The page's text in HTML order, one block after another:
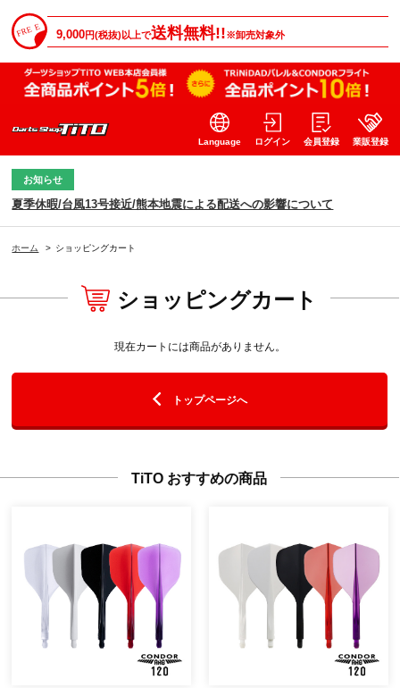
9,000円(税抜)以上で送料無料!!※卸売対象外
Language ログイン 会員登録 業販登録
お知らせ
夏季休暇/台風13号接近/熊本地震による配送への影響について
ホーム > ショッピングカート
ショッピングカート
現在カートには商品がありません。
トップページへ
TiTO おすすめの商品